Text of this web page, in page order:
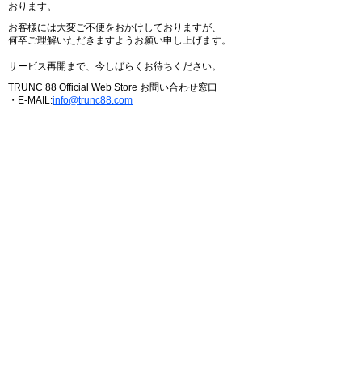
おります。
お客様には大変ご不便をおかけしておりますが、
何卒ご理解いただきますようお願い申し上げます。
サービス再開まで、今しばらくお待ちください。
TRUNC 88 Official Web Store お問い合わせ窓口
・E-MAIL:info@trunc88.com